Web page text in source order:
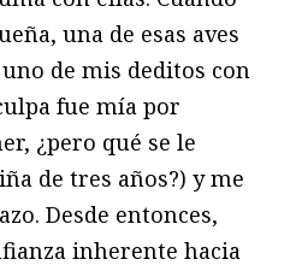
una de esas aves
de mis deditos con
fue mía por
¿pero qué se le
de tres años?) y me
Desde entonces,
inherente hacia